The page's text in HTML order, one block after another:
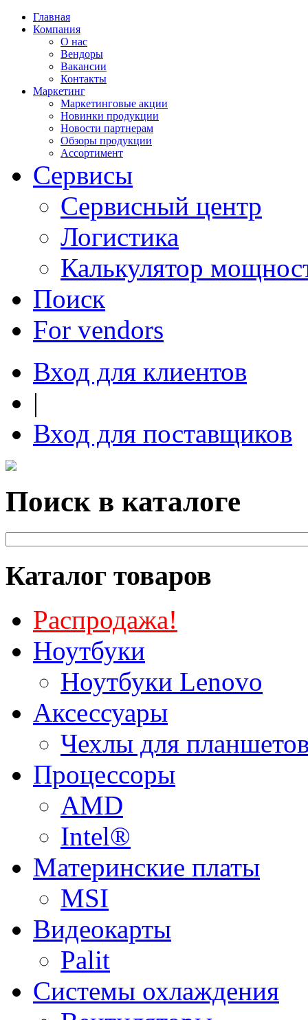
Главная
Компания
О нас
Вендоры
Вакансии
Контакты
Маркетинг
Маркетинговые акции
Новинки продукции
Новости партнерам
Обзоры продукции
Ассортимент
Сервисы
Сервисный центр
Логистика
Калькулятор
Поиск
For vendors
Вход для клиентов
|
Вход для поставщиков
Поиск в каталоге
Каталог товаров
Распродажа!
Ноутбуки
Ноутбуки Lenovo
Аксессуары
Чехлы для
Процессоры
AMD
Intel®
Материнские платы
MSI
Видеокарты
Palit
Системы охлаждения